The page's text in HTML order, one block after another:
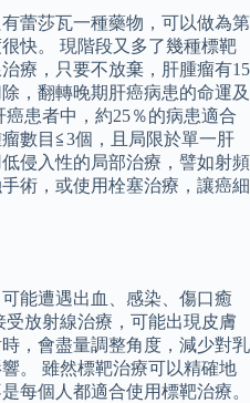
蕾莎瓦一種藥物，可以做為第
快。 現階段又多了幾種標靶
療，只要不放棄，肝腫瘤有15
，翻轉晚期肝癌病患的命運及
患者中，約25％的病患適合
數目≦3個，且局限於單一肝
侵入性的局部治療，譬如射頻
術，或使用栓塞治療，讓癌細
能遭遇出血、感染、傷口癒
放射線治療，可能出現皮膚
，會盡量調整角度，減少對乳
。 雖然標靶治療可以精確地
每個人都適合使用標靶治療。